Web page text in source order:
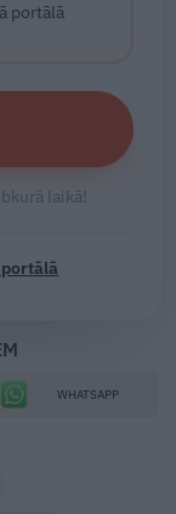
portālā
laikā!
WHATSAPP